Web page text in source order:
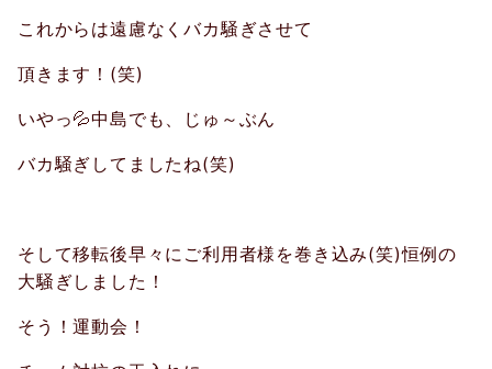
これからは遠慮なくバカ騒ぎさせて
頂きます！ (笑)
いやっ💦中島でも、じゅ～ぶん
バカ騒ぎしてましたね(笑)
そして移転後早々にご利用者様を巻き込み(笑)恒例の
大騒ぎしました！
そう！運動会！